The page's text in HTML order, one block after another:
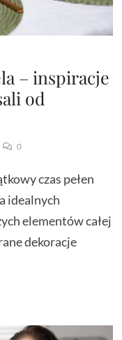
– inspiracje
od
0
czas pełen
idealnych
elementów całej
dekoracje